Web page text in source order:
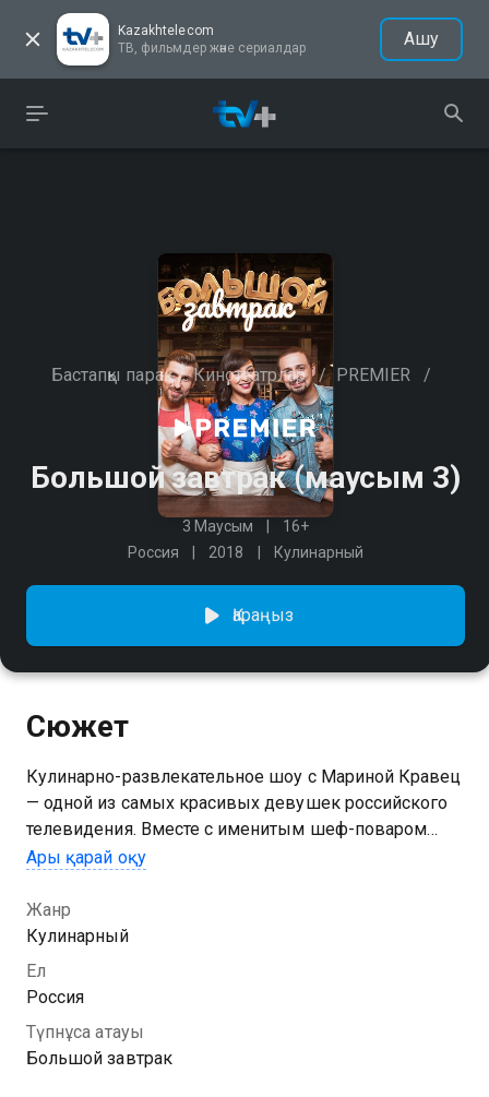
Kazakhtelecom
ТВ, фильмдер және сериалдар
Ашу
Бастапқы парақ / Кинотеатрлар / PREMIER /
Большой завтрак (маусым 3)
3 Маусым
16+
Россия
2018 Кулинарный
Қараңыз
Сюжет
Кулинарно-развлекательное шоу с Мариной Кравец
— одной из самых красивых девушек российского
телевидения. Вместе с именитым шеф-поваром
Артемом Лосевым она готовит изысканные блюда,
звезд, которые заглядывают в гости.
3 маусымын Большой завтрак сериалының онлайн
көру мүмкіндігіңіз бар, ол тегін және жоғары сапалы
Ары қарай оқу
Жанр
Кулинарный
Ел
Россия
Түпнұсқа атауы
Большой завтрак